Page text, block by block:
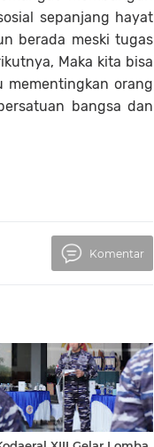
sepanjang hayat
berada meski tugas
Maka kita bisa
mementingkan orang
bangsa dan
Komentar